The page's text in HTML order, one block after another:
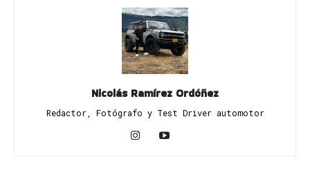
Nicolás Ramírez Ordóñez
Redactor, Fotógrafo y Test Driver automotor